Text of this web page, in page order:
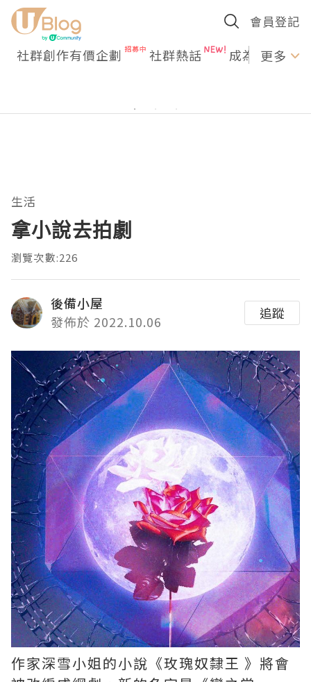
會員登記
社群創作有價企劃 社群熱話 成為U更多
生活
拿小說去拍劇
瀏覽次數:226
後備小屋
發佈於 2022.10.06
追蹤
作家深雪小姐的小說《玫瑰奴隸王 》將會